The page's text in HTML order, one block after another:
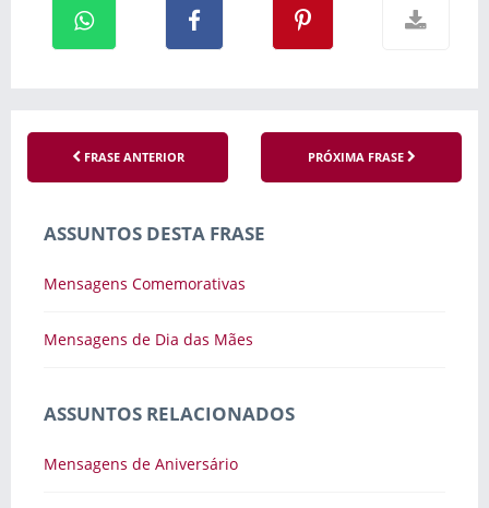
FRASE ANTERIOR PRÓXIMA FRASE
ASSUNTOS DESTA FRASE
Mensagens Comemorativas
Mensagens de Dia das Mães
ASSUNTOS RELACIONADOS
Mensagens de Aniversário